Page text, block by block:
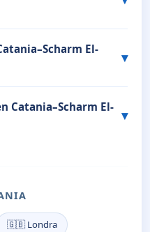
El-
Catania–Scharm El-
🇬🇧 Londra